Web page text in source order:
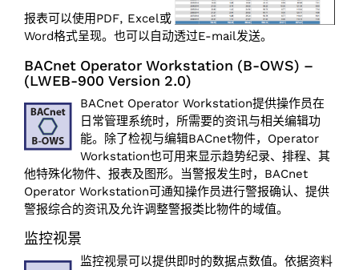
报表可以使用PDF, Excel或
Word格式呈现。也可以自动透过E-mail发送。
BACnet Operator Workstation (B-OWS) –
(LWEB-900 Version 2.0)
BACnet Operator Workstation提供操作员在
日常管理系统时，所需要的资讯与相关编辑功
能。除了检视与编辑BACnet物件，Operator
Workstation也可用来显示趋势纪录、排程、其
他特殊化物件、报表及图形。当警报发生时，BACnet
Operator Workstation可通知操作员进行警报确认、提供
警报综合的资讯及允许调整警报类比物件的域值。
监控视景
监控视景可以提供即时的数据点数值。依据资料